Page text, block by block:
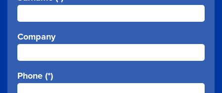
Company
Phone (*)